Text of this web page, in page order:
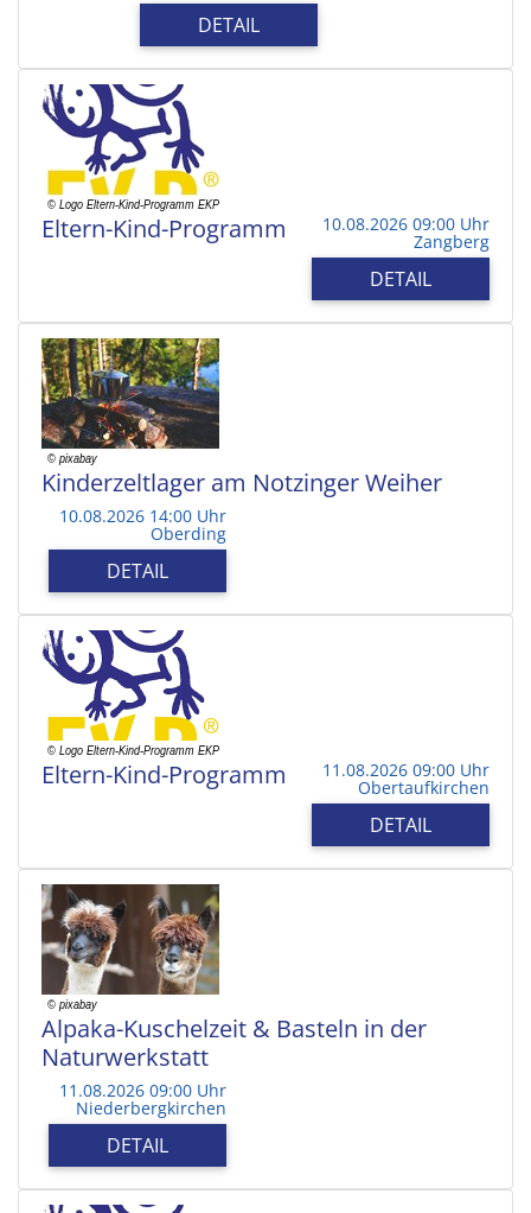
DETAIL
Eltern-Kind-Programm 10.08.2026 09:00 Uhr
Zangberg
DETAIL
Kinderzeltlager am Notzinger Weiher
10.08.2026 14:00 Uhr
Oberding
DETAIL
Eltern-Kind-Programm 11.08.2026 09:00 Uhr
Obertaufkirchen
DETAIL
Alpaka-Kuschelzeit & Basteln in der
Naturwerkstatt
11.08.2026 09:00 Uhr
Niederbergkirchen
DETAIL